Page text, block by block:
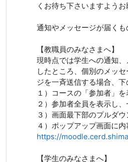
くお待ち下さいますようお
通知やメッセージが届く
【教職員のみなさまへ】
現時点では学生への通知
したところ、個別のメッ
ジを一斉送信する場合、下
１）コースの「参加者」を
２）参加者全員を表示し
３）画面最下部のプルダ
４）ポップアップ画面に
https://
【学生のみなさまへ】